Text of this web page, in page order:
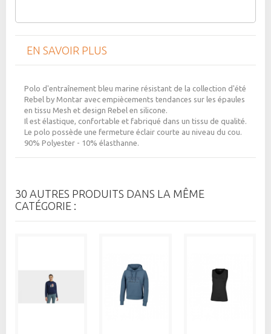
EN SAVOIR PLUS
Polo d'entraînement bleu marine résistant de la collection d'été
Rebel by Montar avec empiècements tendances sur les épaules
en tissu Mesh et design Rebel en silicone.
Il est élastique, confortable et fabriqué dans un tissu de qualité.
Le polo possède une fermeture éclair courte au niveau du cou.
90% Polyester - 10% élasthanne.
30 AUTRES PRODUITS DANS LA MÊME
CATÉGORIE :